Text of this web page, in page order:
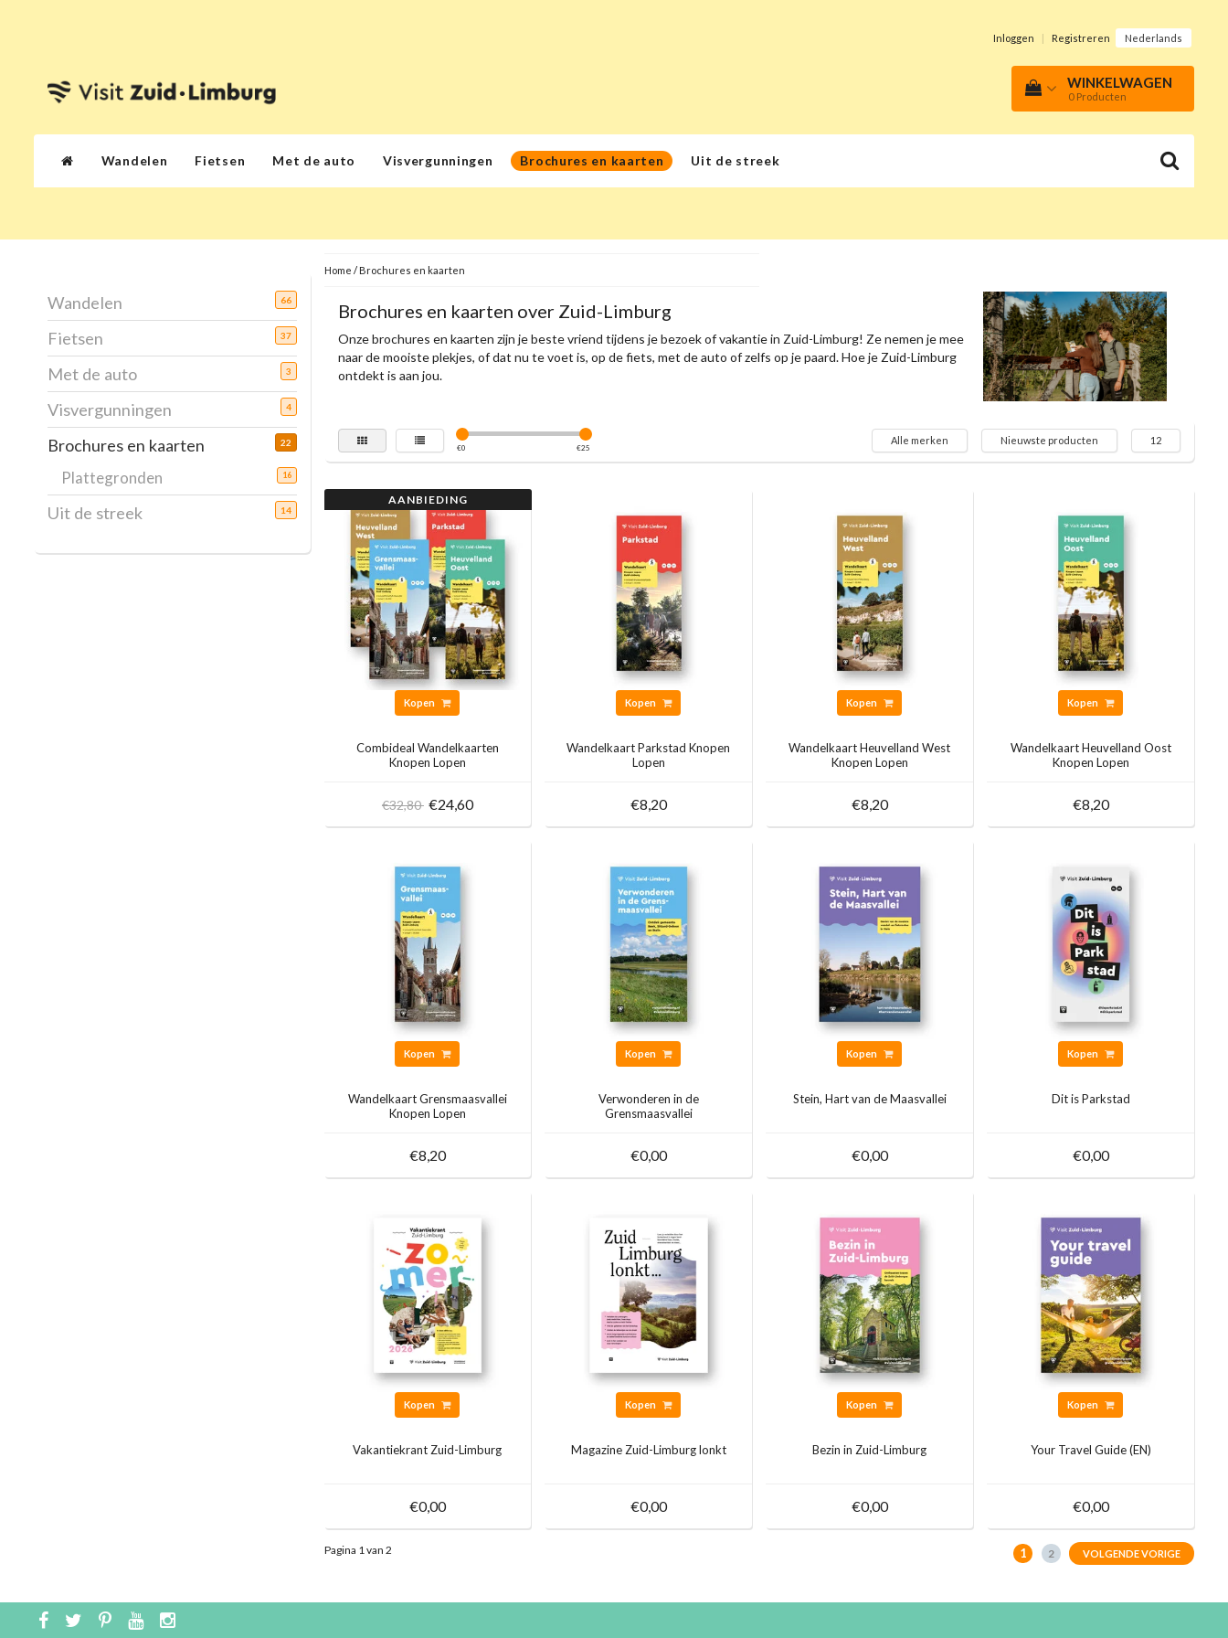
Inloggen | Registreren Nederlands
WINKELWAGEN
0 Producten
Wandelen Fietsen Met de auto Visvergunningen Brochures en kaarten Uit de streek
Wandelen 66
Fietsen 37
Met de auto 3
Visvergunningen 4
Brochures en kaarten 22
Plattegronden 16
Uit de streek 14
Home / Brochures en kaarten
Brochures en kaarten over Zuid-Limburg
Onze brochures en kaarten zijn je beste vriend tijdens je bezoek of vakantie in Zuid-Limburg! Ze nemen je mee
naar de mooiste plekjes, of dat nu te voet is, op de fiets, met de auto of zelfs op je paard. Hoe je Zuid-Limburg
ontdekt is aan jou.
€0 €25
Alle merken Nieuwste producten 12
AANBIEDING
Kopen
Combideal Wandelkaarten
Knopen Lopen
€32,80 €24,60
Kopen
Wandelkaart Parkstad Knopen
Lopen
€8,20
Kopen
Wandelkaart Heuvelland West
Knopen Lopen
€8,20
Kopen
Wandelkaart Heuvelland Oost
Knopen Lopen
€8,20
Kopen
Wandelkaart Grensmaasvallei
Knopen Lopen
€8,20
Kopen
Verwonderen in de
Grensmaasvallei
€0,00
Kopen
Stein, Hart van de Maasvallei
€0,00
Kopen
Dit is Parkstad
€0,00
Kopen
Vakantiekrant Zuid-Limburg
€0,00
Kopen
Magazine Zuid-Limburg lonkt
€0,00
Kopen
Bezin in Zuid-Limburg
€0,00
Kopen
Your Travel Guide (EN)
€0,00
Pagina 1 van 2 1 2 VOLGENDE VORIGE